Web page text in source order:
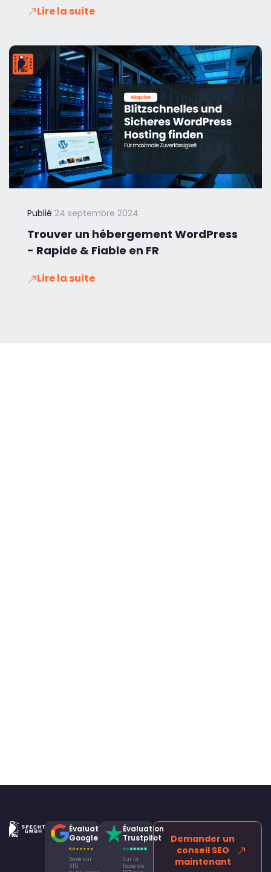
Lire la suite
Publié 24 septembre 2024
Trouver un hébergement WordPress
- Rapide & Fiable en FR
Lire la suite
Évaluation
Google
Basé sur
315
Évaluation
Trustpilot
Sur la
base de
Demander un
conseil SEO
maintenant